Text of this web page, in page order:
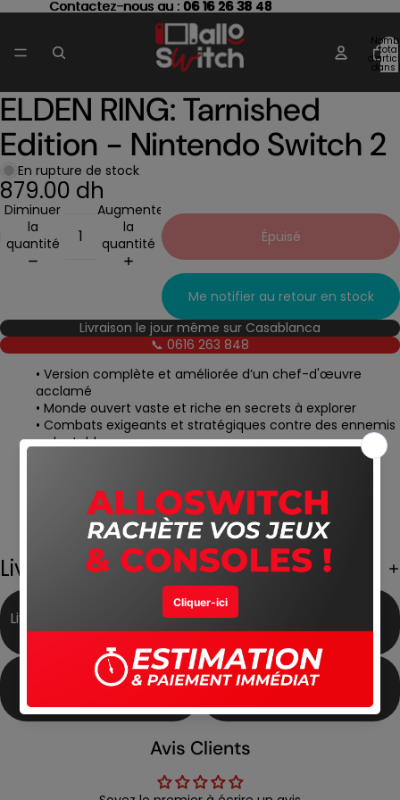
Contactez-nous au : 06 16 26 38 48
Contactez-nous au : 06 16 26 38 48
total
dans
Ouvrir
l’image
en
plein
écran
ELDEN RING: Tarnished
Edition - Nintendo Switch 2
En rupture de stock
879.00 dh
Diminuer
la
quantité
Augmenter
la
quantité
Épuisé
Me notifier au retour en stock
Livraison le jour même sur Casablanca
📞 0616 263 848
• Version complète et améliorée d’un chef-d'œuvre
acclamé
• Monde ouvert vaste et riche en secrets à explorer
• Combats exigeants et stratégiques contre des ennemis
redoutables
• Univers sombre et immersif inspiré de la dark fantasy
• Optimisé pour des performances fluides sur Nintendo
Livraison Gratuite
Livraison Gratuite partout
au Maroc
Meilleur Prix du Marché
Produits Authentiques Satisfait ou Remboursé
Avis Clients